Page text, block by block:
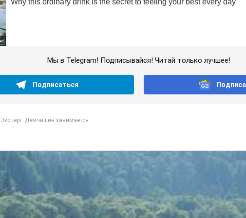
Мы в Telegram! Подписывайся! Читай только лучшее!
Подписаться
Эксперт: Демчишин занимается...